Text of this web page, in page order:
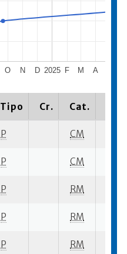
2025
O N D F M A
Tipo Cr. Cat.
P CM
P CM
P RM
P RM
P RM